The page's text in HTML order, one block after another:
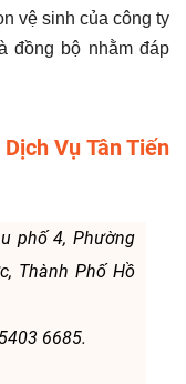
vệ sinh của công ty
đồng bộ nhằm đáp
Vụ Tân Tiến
phố 4, Phường
Thành Phố Hồ
6685.